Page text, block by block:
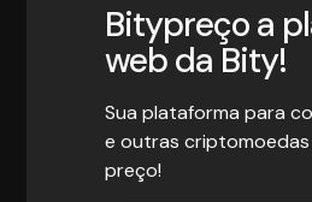
Bitypreço a
web da Bity!
Sua plataforma para
e outras
preço!